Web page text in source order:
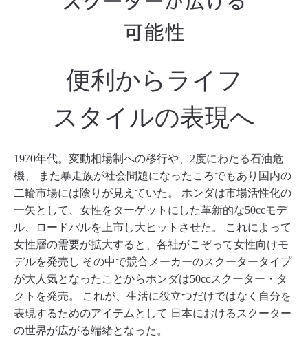
可能性
便利からライフ
スタイルの表現へ
1970年代。変動相場制への移⾏や、2度にわたる⽯油危
機、
また暴⾛族が社会問題になったころでもあり国内の
⼆輪市場には陰りが⾒えていた。
ホンダは市場活性化の
⼀⽮として、⼥性をターゲットにした⾰新的な50ccモデ
ル、ロードパルを上市し⼤ヒットさせた。
これによって
⼥性層の需要が拡⼤すると、各社がこぞって⼥性向けモ
デルを発売し その中で競合メーカーのスクータータイプ
が⼤⼈気となったことからホンダは50ccスクーター・タ
クトを発売。
これが、⽣活に役⽴つだけではなく⾃分を
表現するためのアイテムとして ⽇本におけるスクーター
の世界が広がる端緒となった。